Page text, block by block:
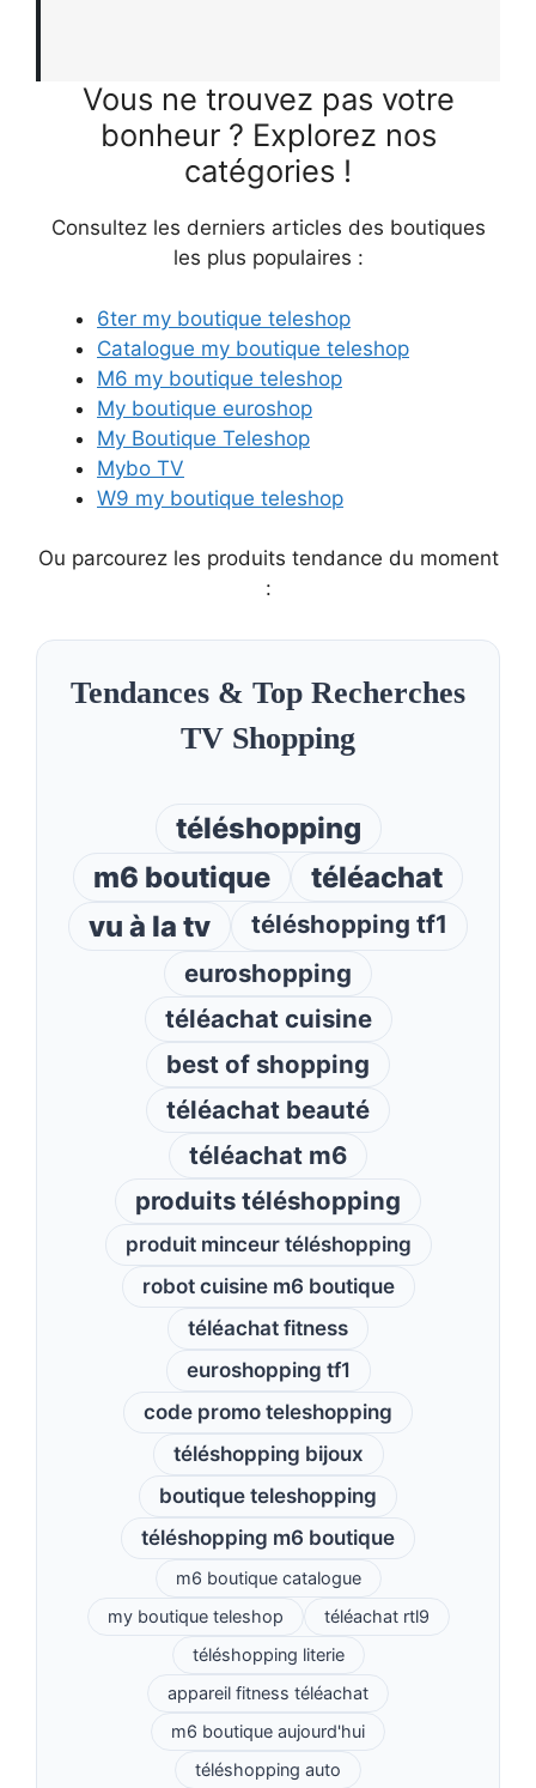
Vous ne trouvez pas votre
bonheur ? Explorez nos
catégories !
Consultez les derniers articles des boutiques
les plus populaires :
6ter my boutique teleshop
Catalogue my boutique teleshop
M6 my boutique teleshop
My boutique euroshop
My Boutique Teleshop
Mybo TV
W9 my boutique teleshop
Ou parcourez les produits tendance du moment
:
Tendances & Top Recherches
TV Shopping
téléshopping
m6 boutique
téléachat
vu à la tv
téléshopping tf1
euroshopping
téléachat cuisine
best of shopping
téléachat beauté
téléachat m6
produits téléshopping
produit minceur téléshopping
robot cuisine m6 boutique
téléachat fitness
euroshopping tf1
code promo teleshopping
téléshopping bijoux
boutique teleshopping
téléshopping m6 boutique
m6 boutique catalogue
my boutique teleshop
téléachat rtl9
téléshopping literie
appareil fitness téléachat
m6 boutique aujourd'hui
téléshopping auto